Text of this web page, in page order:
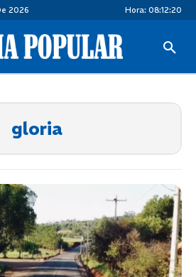
2026 Hora: 08:12:20
gloria